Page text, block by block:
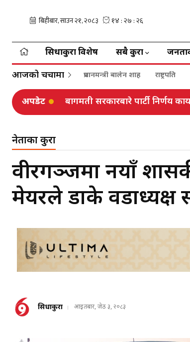
सिधाकुरा विशेष सबै कुरा
आजको चर्चामा प्रधानमन्त्री बालेन शाह राष्ट्रपति
अपडेट बागमती सरकारबारे पार्टी निर्णय
नेताका कुरा
वीरगञ्जमा नयाँ
मेयरले डाके
सिधाकुरा आइतबार, जेठ ३, २०८३